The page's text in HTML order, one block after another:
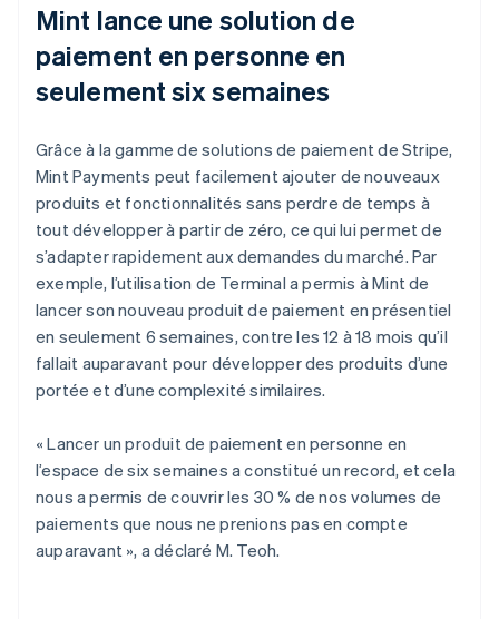
Mint lance une solution de
paiement en personne en
seulement six semaines
Grâce à la gamme de solutions de paiement de Stripe,
Mint Payments peut facilement ajouter de nouveaux
produits et fonctionnalités sans perdre de temps à
tout développer à partir de zéro, ce qui lui permet de
s’adapter rapidement aux demandes du marché. Par
exemple, l’utilisation de Terminal a permis à Mint de
lancer son nouveau produit de paiement en présentiel
en seulement 6 semaines, contre les 12 à 18 mois qu’il
fallait auparavant pour développer des produits d’une
portée et d’une complexité similaires.
« Lancer un produit de paiement en personne en
l’espace de six semaines a constitué un record, et cela
nous a permis de couvrir les 30 % de nos volumes de
paiements que nous ne prenions pas en compte
auparavant », a déclaré M. Teoh.